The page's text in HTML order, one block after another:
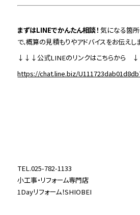
まずはLINEでかんたん相談！ 気になる箇
で、概算の見積もりやアドバイスをお伝
↓↓↓公式LINEのリンクはこちらから
https://chat.line.biz/
TEL.025-782-1133
小工事・リフォーム専門店
1Dayリフォーム！SHIOBEI